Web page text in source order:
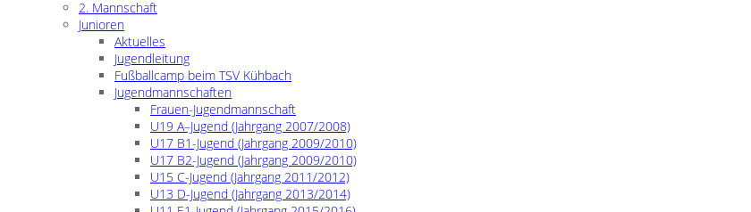
2. Mannschaft
Junioren
Aktuelles
Jugendleitung
Fußballcamp beim TSV Kühbach
Jugendmannschaften
Frauen-Jugendmannschaft
U19 A–Jugend (Jahrgang 2007/2008)
U17 B1-Jugend (Jahrgang 2009/2010)
U17 B2-Jugend (Jahrgang 2009/2010)
U15 C-Jugend (Jahrgang 2011/2012)
U13 D-Jugend (Jahrgang 2013/2014)